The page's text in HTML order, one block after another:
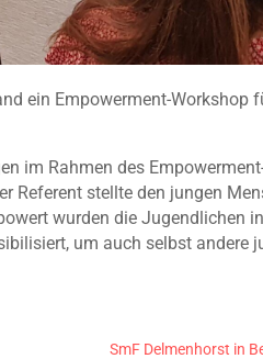
ein Empowerment-Workshop
im Rahmen des
Referent stellte den jungen
wurden die Jugendlichen
um auch selbst andere
SmF Delmenhorst in